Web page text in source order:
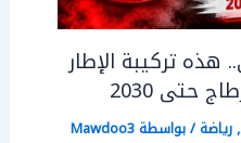
هذه تركيبة الإطار
حتى 2030
,رياضة/ بواسطةMawdoo3